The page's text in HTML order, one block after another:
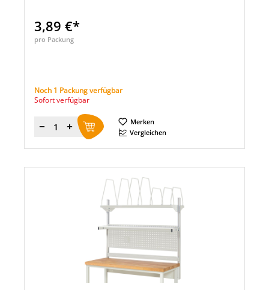
3,89 €*
pro Packung
Noch 1 Packung verfügbar
Sofort verfügbar
Menge
Merken
Vergleichen